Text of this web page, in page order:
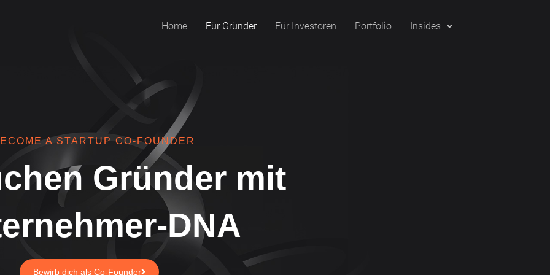
Home Für Gründer Für Investoren Portfolio Insides
A STARTUP CO-FOUNDER
Gründer mit
DNA
Bewirb dich als Co-Founder